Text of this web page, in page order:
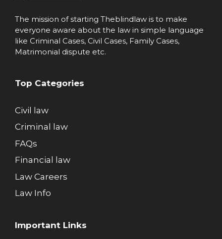
The mission of starting Theblindlaw is to make
everyone aware about the law in simple language
like Criminal Cases, Civil Cases, Family Cases,
Matrimonial dispute etc.
Top Categories
Civil law
Criminal law
FAQs
Financial law
Law Careers
Law Info
Important Links